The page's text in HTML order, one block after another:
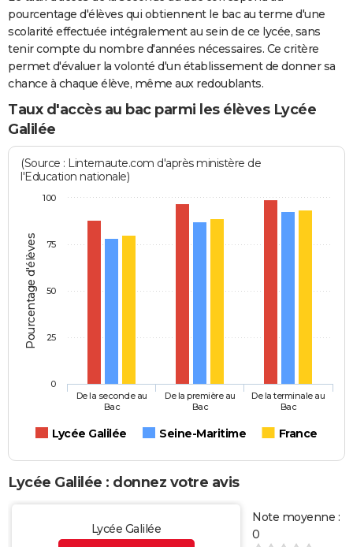
pourcentage d'élèves qui obtiennent le bac au terme d'une
scolarité effectuée intégralement au sein de ce lycée, sans
tenir compte du nombre d'années nécessaires. Ce critère
permet d'évaluer la volonté d'un établissement de donner sa
chance à chaque élève, même aux redoublants.
Taux d'accès au bac parmi les élèves Lycée
Galilée
Pourcentage d'élèves
(Source : Linternaute.com d'après ministère de
l'Education nationale)
Lycée Galilée Seine-Maritime France
De la seconde au
Bac
De la première au
Bac
De la terminale au
Bac
0
25
50
75
100
Lycée Galilée : donnez votre avis
Lycée Galilée
Note moyenne :
0